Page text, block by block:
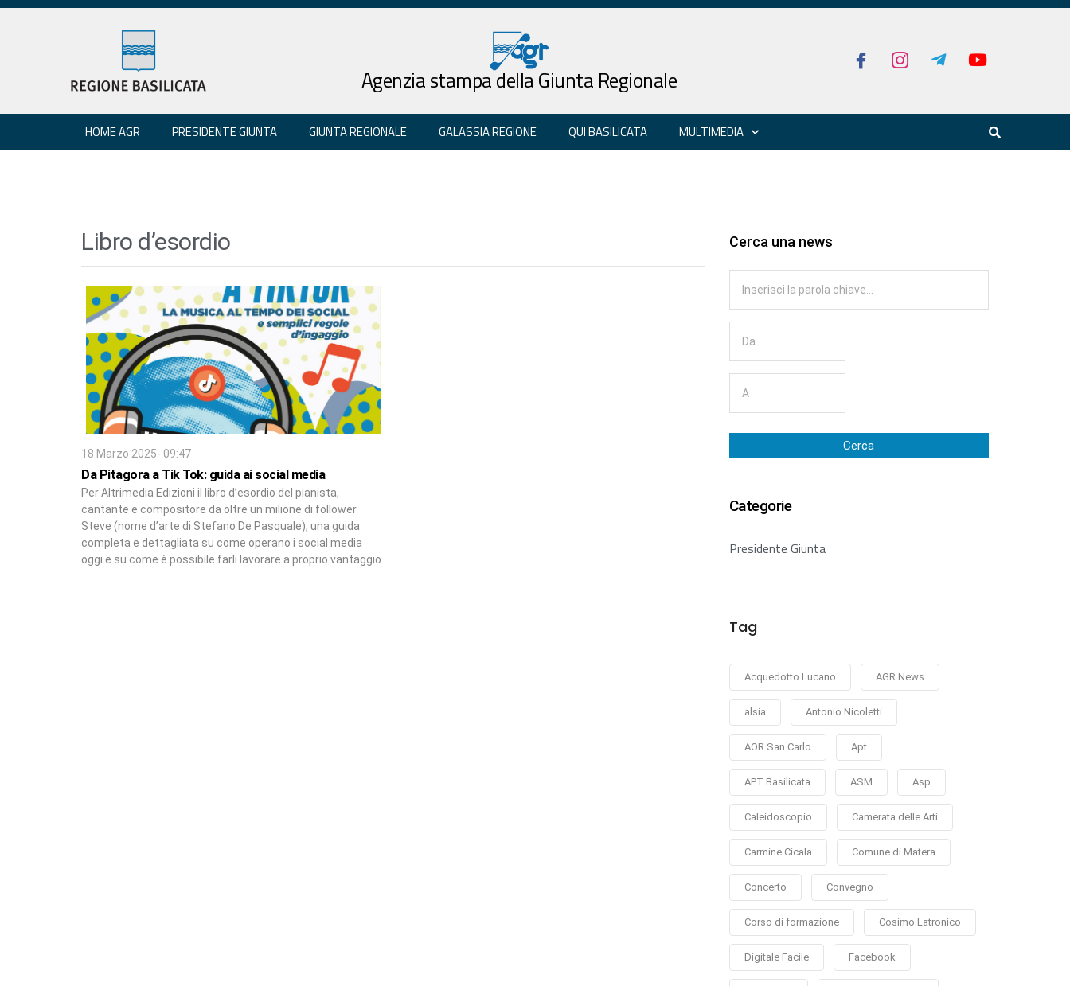
Agenzia stampa della Giunta Regionale
HOME AGR PRESIDENTE GIUNTA GIUNTA REGIONALE GALASSIA REGIONE QUI BASILICATA MULTIMEDIA
Libro d’esordio
18 Marzo 2025- 09:47
Da Pitagora a Tik Tok: guida ai social media
Per Altrimedia Edizioni il libro d’esordio del pianista,
cantante e compositore da oltre un milione di follower
Steve (nome d’arte di Stefano De Pasquale), una guida
completa e dettagliata su come operano i social media
oggi e su come è possibile farli lavorare a proprio vantaggio
Cerca una news
Cerca
Categorie
Presidente Giunta
Tag
Acquedotto Lucano AGR News
alsia Antonio Nicoletti
AOR San Carlo Apt
APT Basilicata ASM Asp
Caleidoscopio Camerata delle Arti
Carmine Cicala Comune di Matera
Concerto Convegno
Corso di formazione Cosimo Latronico
Digitale Facile Facebook